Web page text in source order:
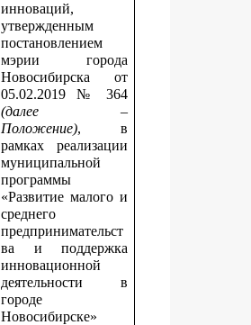
инноваций,
утвержденным
постановлением
мэрии города
Новосибирска от
05.02.2019 № 364
(далее –
Положение), в
рамках реализации
муниципальной
программы
«Развитие малого и
среднего
предпринимательст
ва и поддержка
инновационной
деятельности в
городе
Новосибирске»